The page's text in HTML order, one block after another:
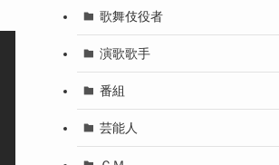
歌舞伎役者
演歌歌手
番組
芸能人